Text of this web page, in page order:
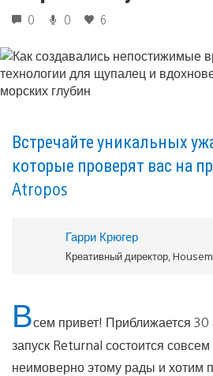
0 0 6
Встречайте уникальных
которые проверят вас на
Atropos
Гарри Крюгер
Креативный директор,
Всем привет! Приближается 30
запуск Returnal состоится
неимоверно этому рады и хотим